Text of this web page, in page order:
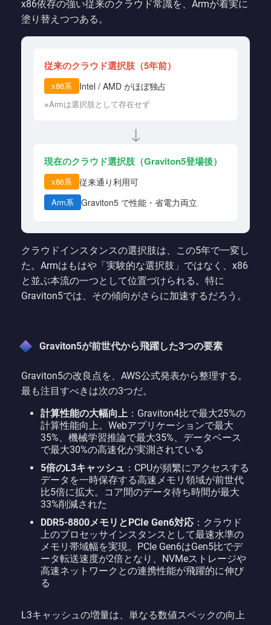
x86依存の強い従来のクラウド常識を、Armが着実に
塗り替えつつある。
従来のクラウド選択肢（5年前）
x86系 Intel / AMD がほぼ独占
※Armは選択肢として存在せず
↓
現在のクラウド選択肢（Graviton5登場後）
x86系 従来通り利用可
Arm系 Graviton5 で性能・省電力両立
クラウドインスタンスの選択肢は、この5年で一変し
た。Armはもはや「実験的な選択肢」ではなく、x86
と並ぶ本流の一つとして位置づけられる。特に
Graviton5では、その傾向がさらに加速するだろう。
Graviton5が前世代から飛躍した3つの要素
Graviton5の改良点を、AWS公式発表から整理する。
最も注目すべきは次の3つだ。
計算性能の大幅向上 ：Graviton4比で最大25%の
計算性能向上。Webアプリケーションで最大
35%、機械学習推論で最大35%、データベース
で最大30%の高速化が実測されている
5倍のL3キャッシュ ：CPUが頻繁にアクセスする
データを一時保存する高速メモリ領域が前世代
比5倍に拡大。コア間のデータ待ち時間が最大
33%削減された
DDR5-8800メモリとPCIe Gen6対応 ：クラウド
上のプロセッサインスタンスとして最速水準の
メモリ帯域幅を実現。PCIe Gen6はGen5比でデ
ータ転送速度が2倍となり、NVMeストレージや
高速ネットワークとの連携性能が飛躍的に伸び
る
L3キャッシュの増量は、単なる数値スペックの向上